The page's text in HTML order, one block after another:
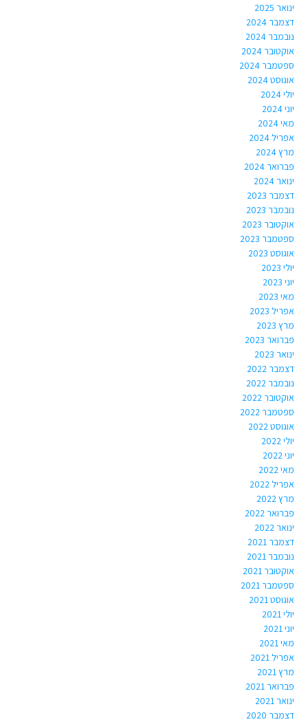
ינואר 2025
דצמבר 2024
נובמבר 2024
אוקטובר 2024
ספטמבר 2024
אוגוסט 2024
יולי 2024
יוני 2024
מאי 2024
אפריל 2024
מרץ 2024
פברואר 2024
ינואר 2024
דצמבר 2023
נובמבר 2023
אוקטובר 2023
ספטמבר 2023
אוגוסט 2023
יולי 2023
יוני 2023
מאי 2023
אפריל 2023
מרץ 2023
פברואר 2023
ינואר 2023
דצמבר 2022
נובמבר 2022
אוקטובר 2022
ספטמבר 2022
אוגוסט 2022
יולי 2022
יוני 2022
מאי 2022
אפריל 2022
מרץ 2022
פברואר 2022
ינואר 2022
דצמבר 2021
נובמבר 2021
אוקטובר 2021
ספטמבר 2021
אוגוסט 2021
יולי 2021
יוני 2021
מאי 2021
אפריל 2021
מרץ 2021
פברואר 2021
ינואר 2021
דצמבר 2020